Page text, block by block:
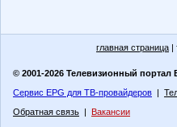
главная страница |
© 2001-2026 Телевизионный портал
Сервис EPG для ТВ-провайдеров |
Обратная связь | Вакансии